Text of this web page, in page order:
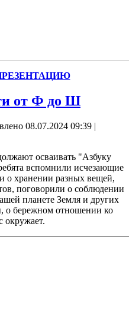
от Ф до Ш
08.07.2024 09:39 |
осваивать "Азбуку
вспомнили исчезающие
о хранении разных вещей,
поговорили о соблюдении
планете Земля и других
о бережном отношении ко
окружает.